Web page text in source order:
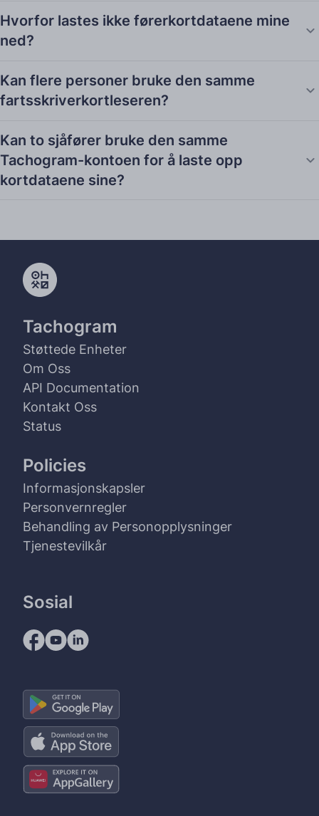
Hvorfor lastes ikke førerkortdataene mine
ned?
Kan flere personer bruke den samme
fartsskriverkortleseren?
Kan to sjåfører bruke den samme
Tachogram-kontoen for å laste opp
kortdataene sine?
Tachogram
Støttede Enheter
Om Oss
API Documentation
Kontakt Oss
Status
Policies
Informasjonskapsler
Personvernregler
Behandling av Personopplysninger
Tjenestevilkår
Sosial